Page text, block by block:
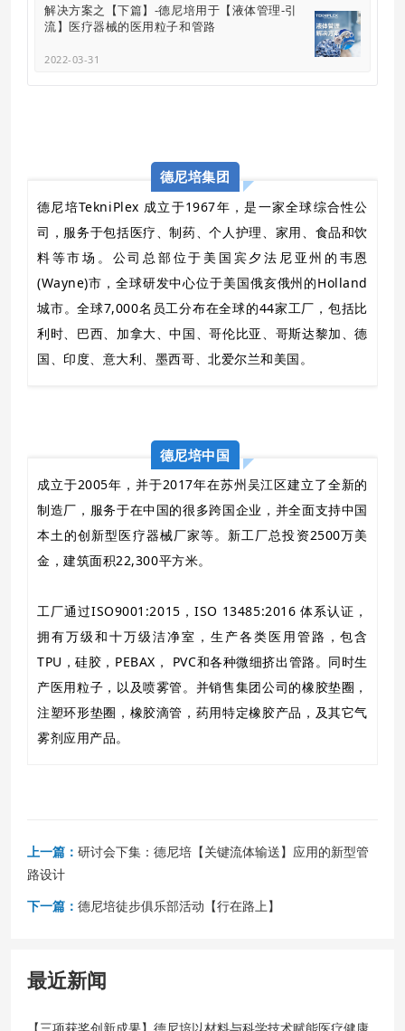
解决方案之【下篇】-德尼培用于【液体管理-引
流】医疗器械的医用粒子和管路
2022-03-31
德尼培集团
德尼培TekniPlex 成立于1967年，是一家全球综合性公
司，服务于包括医疗、制药、个人护理、家用、食品和饮
料等市场。公司总部位于美国宾夕法尼亚州的韦恩
(Wayne)市，全球研发中心位于美国俄亥俄州的Holland
城市。全球7,000名员工分布在全球的44家工厂，包括比
利时、巴西、加拿大、中国、哥伦比亚、哥斯达黎加、德
国、印度、意大利、墨西哥、北爱尔兰和美国。
德尼培中国
成立于2005年，并于2017年在苏州吴江区建立了全新的
制造厂，服务于在中国的很多跨国企业，并全面支持中国
本土的创新型医疗器械厂家等。新工厂总投资2500万美
金，建筑面积22,300平方米。
工厂通过ISO9001:2015，ISO 13485:2016 体系认证，
拥有万级和十万级洁净室，生产各类医用管路，包含
TPU，硅胶，PEBAX， PVC和各种微细挤出管路。同时生
产医用粒子，以及喷雾管。并销售集团公司的橡胶垫圈，
注塑环形垫圈，橡胶滴管，药用特定橡胶产品，及其它气
雾剂应用产品。
上一篇： 研讨会下集：德尼培【关键流体输送】应用的新型管
路设计
下一篇： 德尼培徒步俱乐部活动【行在路上】
最近新闻